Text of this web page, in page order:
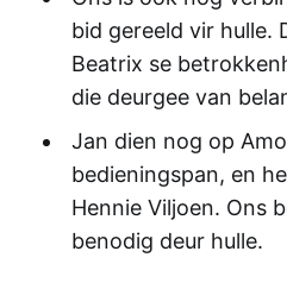
bid gereeld vir hulle.
Beatrix se
die deurgee van
Jan dien nog op
bedieningspan, en
Hennie Viljoen. Ons
benodig deur hulle.